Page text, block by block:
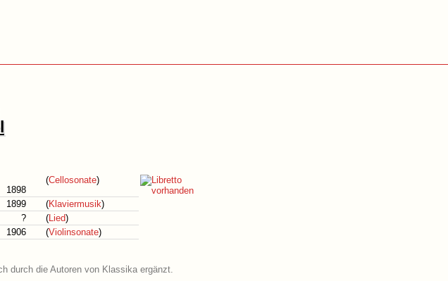
1898
(Cellosonate)
1899 (Klaviermusik)
? (Lied)
1906 (Violinsonate)
durch die Autoren von Klassika ergänzt.